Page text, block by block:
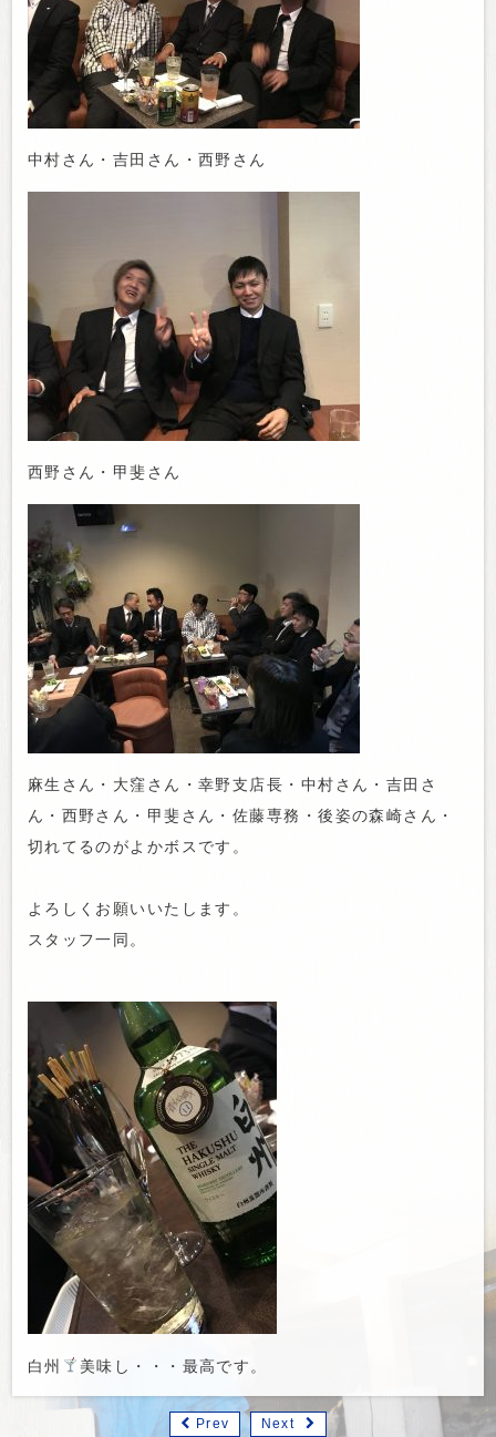
中村さん・吉田さん・西野さん
西野さん・甲斐さん
麻生さん・大窪さん・幸野支店長・中村さん・吉田さ
ん・西野さん・甲斐さん・佐藤専務・後姿の森崎さん・
切れてるのがよかボスです。
よろしくお願いいたします。
スタッフ一同。
白州 美味し・・・最高です。
Prev Next